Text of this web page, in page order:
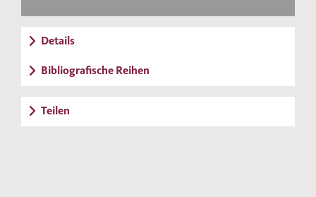
Details
Bibliografische Reihen
Teilen